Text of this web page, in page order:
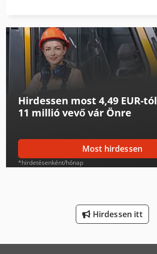
Krone Bdf
Kögel Box
Lagun L 1400
Langzauner Lzg-M-Ii-Sy
Langzauner Lzk-4
Man L 2000
Man Tgm 15
Mercedes-Benz Atego
Mercedes-Benz Mb Trac
Mercedes-Benz Unimog 400
Hirdessen most 4,49 EUR-tól
11 millió vevővár Önre
Most hirdessen
*hirdetésenként/hónap
Hirdessen itt